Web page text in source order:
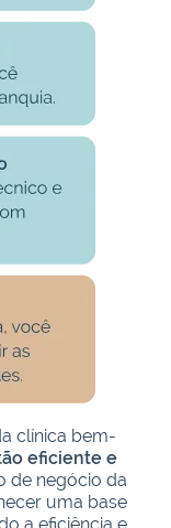
clínica bem-
eficiente e
de negócio da
uma base